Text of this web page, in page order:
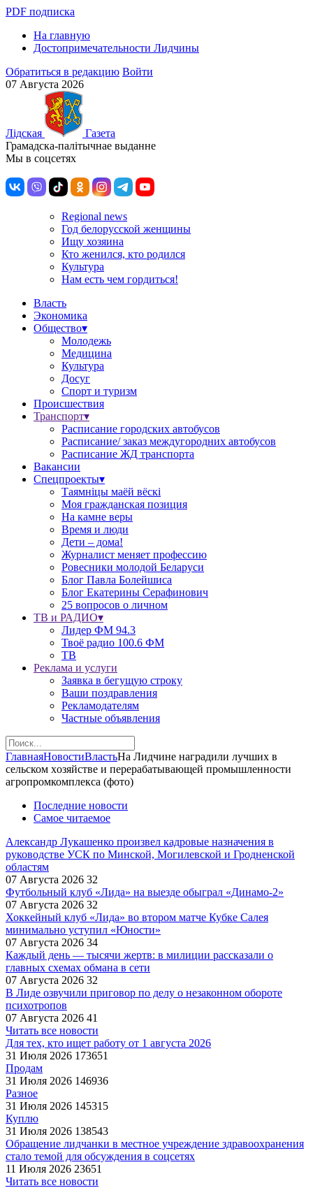
PDF подписка
На главную
Достопримечательности Лидчины
Обратиться в редакцию Войти
07 Августа 2026
Лiдская
Газета
Грамадска-палiтычнае выданне
Мы в соцсетях
Regional news
Год белорусской женщины
Ищу хозяина
Кто женился, кто родился
Культура
Нам есть чем гордиться!
Власть
Экономика
Общество▾
Молодежь
Медицина
Культура
Досуг
Спорт и туризм
Происшествия
Транспорт▾
Расписание городских автобусов
Расписание/ заказ междугородних автобусов
Расписание ЖД транспорта
Вакансии
Спецпроекты▾
Таямніцы маёй вёскі
Моя гражданская позиция
На камне веры
Время и люди
Дети – дома!
Журналист меняет профессию
Ровесники молодой Беларуси
Блог Павла Болейшиса
Блог Екатерины Серафинович
25 вопросов о личном
ТВ и РАДИО▾
Лидер ФМ 94.3
Твоё радио 100.6 ФМ
ТВ
Реклама и услуги
Заявка в бегущую строку
Ваши поздравления
Рекламодателям
Частные объявления
ГлавнаяНовостиВластьНа Лидчине наградили лучшиx в
сельском xозяйстве и перерабатывающей промышленности
агропромкомплекса (фото)
Последние новости
Самое читаемое
Александр Лукашенко произвел кадровые назначения в
руководстве УСК по Минской, Могилевской и Гродненской
областям
07 Августа 2026 32
Футбольный клуб «Лида» на выезде обыграл «Динамо-2»
07 Августа 2026 32
Хоккейный клуб «Лида» во втором матче Кубке Салея
минимально уступил «Юности»
07 Августа 2026 34
Каждый день — тысячи жертв: в милиции рассказали о
главных схемах обмана в сети
07 Августа 2026 32
В Лиде озвучили приговор по делу о незаконном обороте
психотропов
07 Августа 2026 41
Читать все новости
Для тех, кто ищет работу от 1 августа 2026
31 Июля 2026 173651
Продам
31 Июля 2026 146936
Разное
31 Июля 2026 145315
Куплю
31 Июля 2026 138543
Обращение лидчанки в местное учреждение здравоохранения
стало темой для обсуждения в соцсетях
11 Июля 2026 23651
Читать все новости